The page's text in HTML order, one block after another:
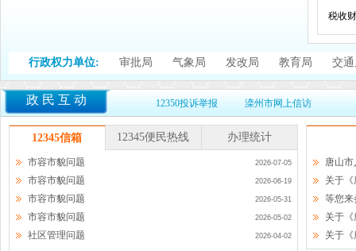
税收
行政权力单位: 审批局 气象局 发改局 教育局 交
政民互动 12350投诉举报 滦州市网上信访
12345信箱 12345便民热线 办理统计
市容市貌问题 2026-07-05
市容市貌问题 2026-06-19
市容市貌问题 2026-05-31
市容市貌问题 2026-05-02
社区管理问题 2026-04-02
唐山
关于
等您来
关于《
关于